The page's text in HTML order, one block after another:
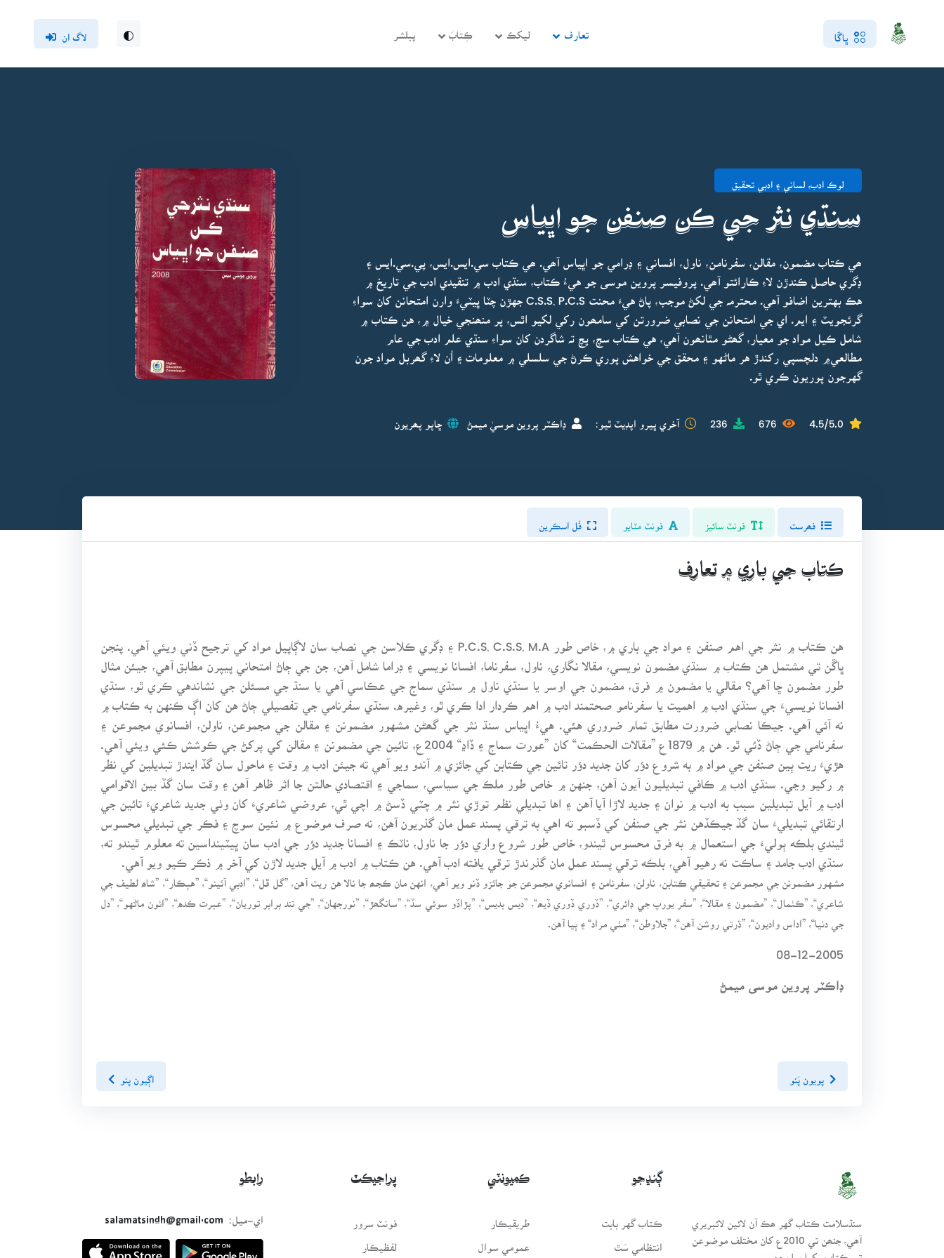
ڀاڱا تعارف ليکڪ ڪِتابَ پبلشر لاگ ان
لوڪ ادب، لساني ۽ ادبي تحقيق
سنڌي نثر جي ڪن صنفن جو اڀياس
ھي ڪتاب مضمون، مقالن، سفرنامن، ناول، افساني ۽ ڊرامي جو اڀياس آھي. ھي ڪتاب سي.ايس.ايس، پي.سي.ايس ۽
ڊگري حاصل ڪندڙن لاءِ ڪارائتو آھي. پروفيسر پروين موسى جو هيءُ ڪتاب، سنڌي ادب ۾ تنقيدي ادب جي تاريخ ۾
هڪ بهترين اضافو آهي. محترمہ جي لکڻ موجب، پاڻ هيءَ محنت C.S.S, P.C.S جهڙن چٽا ڀيٽيءَ وارن امتحانن کان سواءِ
گرئجويٽ ۽ ايم. اي جي امتحانن جي نصابي ضرورتن کي سامھون رکي لکيو اٿس، پر منھنجي خيال ۾، هن ڪتاب ۾
شامل ڪيل مواد جو معيار، گھڻو مٿانھون آهي، هي ڪتاب سچ، پچ تہ شاگردن کان سواءِ سنڌي علم ادب جي عام
مطالعي۾ دلچسپي رکندڙ هر ماڻهو ۽ محقق جي خواهش پوري ڪرڻ جي سلسلي ۾ معلومات ۽ اُن لاءِ گھربل مواد جون
گهرجون پوريون ڪري ٿو.
4.5/5.0
676
236 آخري ڀيرو اپڊيٽ ٿيو: ڊاڪٽر پروين موسيٰ ميمڻ ڇاپو پھريون
فونٽ سائيز فونٽ مٽايو فُل اسڪرين
ڪتاب جي باري ۾ تعارف
هن ڪتاب ۾ نثر جي اهم صنفن ۽ مواد جي باري ۾، خاص طور P.C.S, C.S.S, M.A ۽ ڊگري ڪلاسن جي نصاب سان لاڳاپيل مواد کي ترجيح ڏني ويئي آهي. پنجن
ڀاڱن تي مشتمل هن ڪتاب ۾ سنڌي مضمون نويسي، مقالا نگاري، ناول، سفرناما، افسانا نويسي ۽ ڊراما شامل آهن، جن جي ڄاڻ امتحاني پيپرن مطابق آهي، جيئن مثال
طور مضمون ڇا آهي؟ مقالي يا مضمون ۾ فرق، مضمون جي اوسر يا سنڌي ناول ۾ سنڌي سماج جي عڪاسي آهي يا سنڌ جي مسئلن جي نشاندهي ڪري ٿو، سنڌي
افسانا نويسيءَ جي سنڌي ادب ۾ اهميت يا سفرنامو صحتمند ادب ۾ اهم ڪردار ادا ڪري ٿو، وغيره. سنڌي سفرنامي جي تفصيلي ڄاڻ هن کان اڳ ڪنهن به ڪتاب ۾
نه آئي آهي. جيڪا نصابي ضرورت مطابق تمام ضروري هئي. هيءُ اڀياس سنڌ نثر جي گھڻن مشهور مضمونن ۽ مقالن جي مجموعن، ناولن، افسانوي مجموعن ۽
سفرنامي جي ڄاڻ ڏئي ٿو. هن ۾ 1879ع ”مقالات الحڪمت“ کان ”عورت سماج ۽ ڏاڍ“ 2004ع، تائين جي مضمونن ۽ مقالن کي پرکڻ جي ڪوشش ڪئي ويئي آهي.
هڙيءَ ريت ٻين صنفن جي مواد ۾ به شروع دؤر کان جديد دؤر تائين جي ڪتابن کي جائزي ۾ آندو ويو آهي ته جيئن ادب ۾ وقت ۽ ماحول سان گڏ ايندڙ تبديلين کي نظر
۾ رکيو وڃي. سنڌي ادب ۾ ڪافي تبديليون آيون آهن، جنهن ۾ خاص طور ملڪ جي سياسي، سماجي ۽ اقتصادي حالتن جا اثر ظاهر آهن ۽ وقت سان گڏ بين الاقوامي
ادب ۾ آيل تبديلين سبب به ادب ۾ نوان ۽ جديد لاڙا آيا آهن ۽ اها تبديلي نظم توڙي نثر ۾ چٽي ڏسڻ ۾ اچي ٿي، عروضي شاعريءَ کان وٺي جديد شاعريءَ تائين جي
ارتقائي تبديليءَ سان گڏ جيڪڏهن نثر جي صنفن کي ڏسبو ته اهي به ترقي پسند عمل مان گذريون آهن، نه صرف موضوع ۾ نئين سوچ ۽ فڪر جي تبديلي محسوس
ٿيندي بلڪه ٻوليءَ جي استعمال ۾ به فرق محسوس ٿيندو، خاص طور شروع واري دؤر جا ناول، ناٽڪ ۽ افسانا جديد دؤر جي ادب سان ڀيٽينداسين ته معلوم ٿيندو ته،
سنڌي ادب جامد ۽ ساڪت نه رهيو آهي، بلڪه ترقي پسند عمل مان گذرندڙ ترقي يافته ادب آهي. هن ڪتاب ۾ ادب ۾ آيل جديد لاڙن کي آخر ۾ ذڪر ڪيو ويو آهي.
مشهور مضمونن جي مجموعن ۽ تحقيقي ڪتابن، ناولن، سفرنامن ۽ افسانوي مجموعن جو جائزو ڏنو ويو آهي، انهن مان ڪجھ جا نالا هن ريت آهن، ”گل ڦل“، ”ادبي آئينو“، ”هٻڪار“، ”شاھ لطيف جي
شاعري“، ”ڪٺمال“، ”مضمون ۽ مقالا“، ”سفر يورپ جي ڊائري“، ”ڏوري ڏوري ڏيھ“، ”ديس بديس“، ”پڙاڏو سوئي سڏ“، ”سانگھڙ“، ”نورجهان“، ”جي تند برابر توريان“، ”عبرت ڪده“، ”اٺون ماڻهو“، ”دل
جي دنيا“، ”اداس واديون“، ”ڌرتي روشن آهن“، ”جلاوطن“، ”مٺي مراد“ ۽ ٻيا آهن.
08-12-2005
ڊاڪٽر پروين موسى ميمڻ
پويون پَنو اڳيون پنو
سنڌسلامت ڪتاب گهر ھڪ آن لائين لائبريري
آھي، جنھن تي 2010ع کان مختلف موضوعن
تي ڪتاب رکيا پيا وڃن.
ڳنڍجو
ڪتاب گهر بابت
انتظامي سَٿ
ڪميونٽي
طريقيڪار
عمومي سوال
پراجيڪٽ
فونٽ سرور
لفظيڪار
رابطو
اي-ميل:
salamatsindh@gmail.com